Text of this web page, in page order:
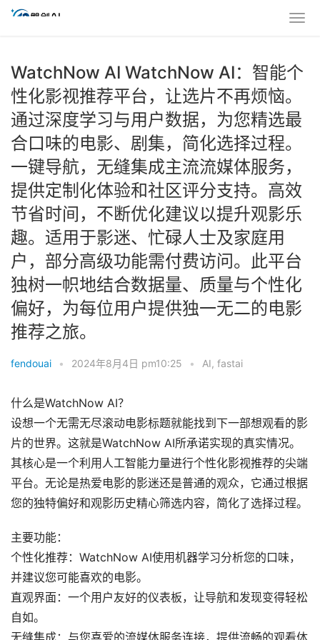
WatchNow AI WatchNow AI：智能个
性化影视推荐平台，让选片不再烦恼。
通过深度学习与用户数据，为您精选最
合口味的电影、剧集，简化选择过程。
一键导航，无缝集成主流流媒体服务，
提供定制化体验和社区评分支持。高效
节省时间，不断优化建议以提升观影乐
趣。适用于影迷、忙碌人士及家庭用
户，部分高级功能需付费访问。此平台
独树一帜地结合数据量、质量与个性化
偏好，为每位用户提供独一无二的电影
推荐之旅。
fendouai • 2024年8月4日 pm10:25 • AI, fastai
什么是WatchNow AI？
设想一个无需无尽滚动电影标题就能找到下一部想观看的影
片的世界。这就是WatchNow AI所承诺实现的真实情况。
其核心是一个利用人工智能力量进行个性化影视推荐的尖端
平台。无论是热爱电影的影迷还是普通的观众，它通过根据
您的独特偏好和观影历史精心筛选内容，简化了选择过程。
主要功能：
个性化推荐：WatchNow AI使用机器学习分析您的口味，
并建议您可能喜欢的电影。
直观界面：一个用户友好的仪表板，让导航和发现变得轻松
自如。